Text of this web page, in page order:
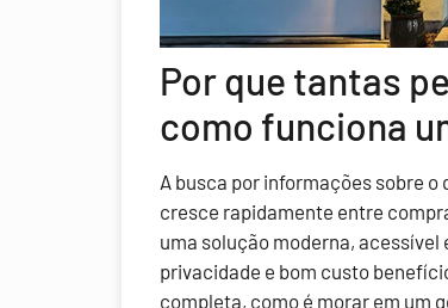
Por que tantas
como funciona
A busca por informações sobre
cresce rapidamente entre
uma solução moderna,
privacidade e bom custo
completa, como é morar em um